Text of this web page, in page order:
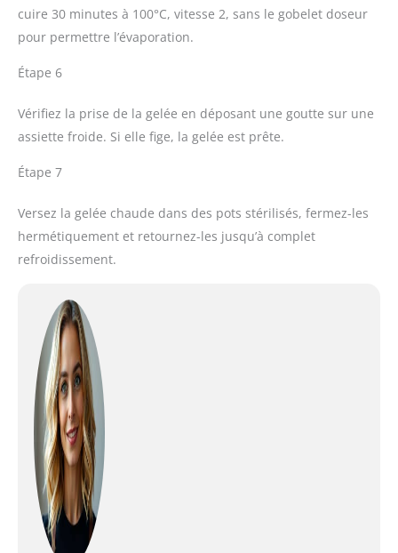
cuire 30 minutes à 100°C, vitesse 2, sans le gobelet doseur
pour permettre l’évaporation.
Étape 6
Vérifiez la prise de la gelée en déposant une goutte sur une
assiette froide. Si elle fige, la gelée est prête.
Étape 7
Versez la gelée chaude dans des pots stérilisés, fermez-les
hermétiquement et retournez-les jusqu’à complet
refroidissement.